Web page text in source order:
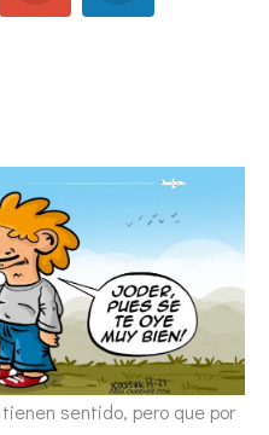
sentido, pero que por